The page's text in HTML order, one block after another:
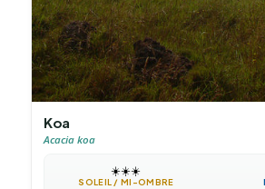
Koa
Acacia koa
☀️☀️☀️
SOLEIL / MI-OMBRE